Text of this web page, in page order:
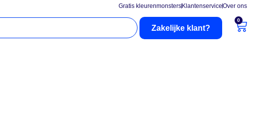
Gratis kleurenmonsters KlantenserviceOver ons
Zakelijke klant?
0